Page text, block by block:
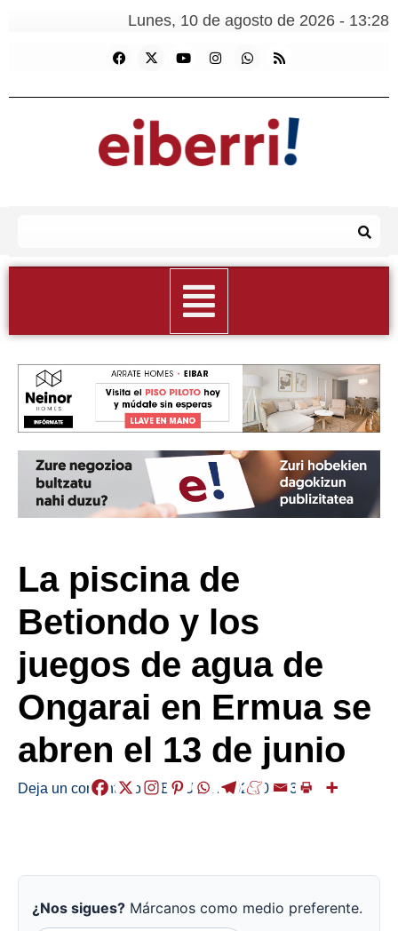
Lunes, 10 de agosto de 2026 - 13:28
La piscina de
Betiondo y los
juegos de agua de
Ongarai en Ermua se
abren el 13 de junio
Deja un comentario /ABISUAK /2026-06-03
¿Nos sigues? Márcanos como medio preferente.